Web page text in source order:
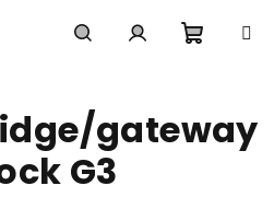
košík
gateway
G3